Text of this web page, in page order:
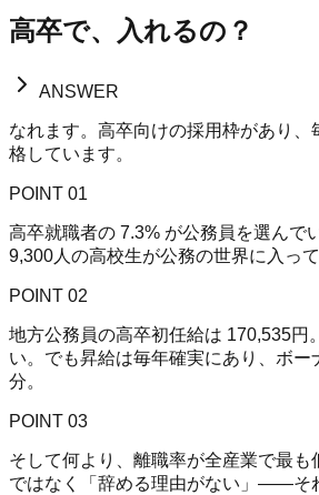
高卒で、入れるの？
ANSWER
なれます。高卒向けの採用枠があり、
格しています。
POINT 01
高卒就職者の 7.3% が公務員を選んで
9,300人の高校生が公務の世界に入って
POINT 02
地方公務員の高卒初任給は 170,535円
い。でも昇給は毎年確実にあり、ボー
分。
POINT 03
そして何より、離職率が全産業で最も
ではなく「辞める理由がない」——そ